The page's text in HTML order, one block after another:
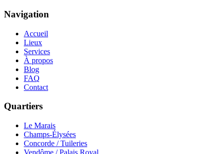
Navigation
Accueil
Lieux
Services
À propos
Blog
FAQ
Contact
Quartiers
Le Marais
Champs-Élysées
Concorde / Tuileries